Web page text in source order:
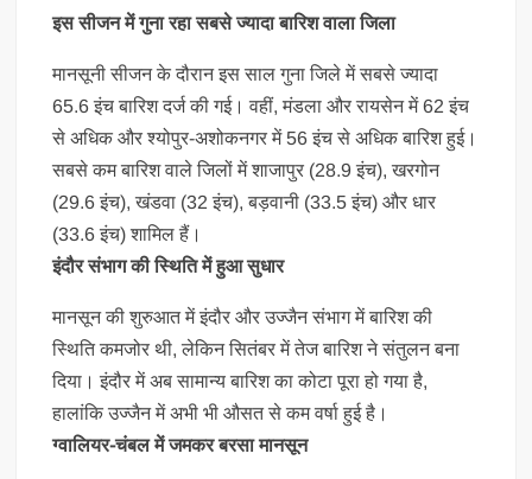
इस सीजन में गुना रहा सबसे ज्यादा बारिश वाला जिला
मानसूनी सीजन के दौरान इस साल गुना जिले में सबसे ज्यादा
65.6 इंच बारिश दर्ज की गई। वहीं, मंडला और रायसेन में 62 इंच
से अधिक और श्योपुर-अशोकनगर में 56 इंच से अधिक बारिश हुई।
सबसे कम बारिश वाले जिलों में शाजापुर (28.9 इंच), खरगोन
(29.6 इंच), खंडवा (32 इंच), बड़वानी (33.5 इंच) और धार
(33.6 इंच) शामिल हैं।
इंदौर संभाग की स्थिति में हुआ सुधार
मानसून की शुरुआत में इंदौर और उज्जैन संभाग में बारिश की
स्थिति कमजोर थी, लेकिन सितंबर में तेज बारिश ने संतुलन बना
दिया। इंदौर में अब सामान्य बारिश का कोटा पूरा हो गया है,
हालांकि उज्जैन में अभी भी औसत से कम वर्षा हुई है।
ग्वालियर-चंबल में जमकर बरसा मानसून